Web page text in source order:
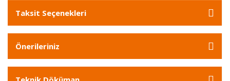
Taksit Seçenekleri
Önerileriniz